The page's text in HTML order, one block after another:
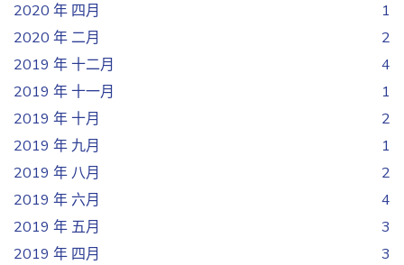
2020 年 四月
1
2020 年 二月
2
2019 年 十二月
4
2019 年 十一月
1
2019 年 十月
2
2019 年 九月
1
2019 年 八月
2
2019 年 六月
4
2019 年 五月
3
2019 年 四月
3